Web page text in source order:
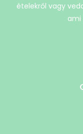
ételekről vagy
ami